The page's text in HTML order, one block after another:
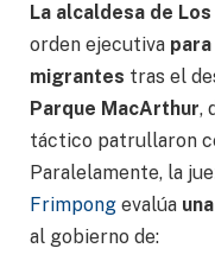
La alcaldesa de
orden ejecutiva
migrantes tras el
Parque MacArthur,
táctico patrullaron
Paralelamente, la
Frimpong evalúa
al gobierno de: